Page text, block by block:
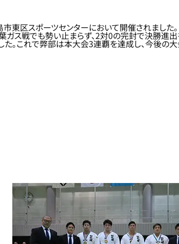
東区スポーツセンターにおいて開催されました。
ス戦でも勢い止まらず、2対0の完封で決勝進
。これで弊部は本大会3連覇を達成し、今後の大